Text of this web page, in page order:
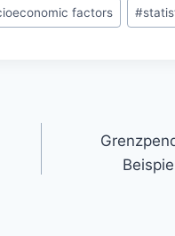
factors #